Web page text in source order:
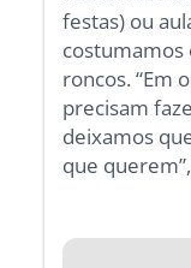
festas) ou
costumamos
roncos. “Em
precisam
deixamos
que